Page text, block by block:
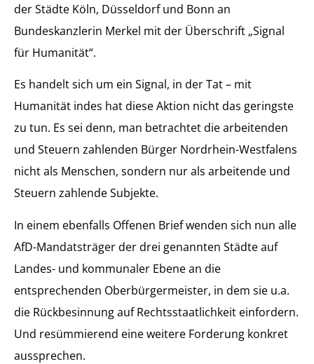
der Städte Köln, Düsseldorf und Bonn an
Bundeskanzlerin Merkel mit der Überschrift „Signal
für Humanität“.
Es handelt sich um ein Signal, in der Tat – mit
Humanität indes hat diese Aktion nicht das geringste
zu tun. Es sei denn, man betrachtet die arbeitenden
und Steuern zahlenden Bürger Nordrhein-Westfalens
nicht als Menschen, sondern nur als arbeitende und
Steuern zahlende Subjekte.
In einem ebenfalls Offenen Brief wenden sich nun alle
AfD-Mandatsträger der drei genannten Städte auf
Landes- und kommunaler Ebene an die
entsprechenden Oberbürgermeister, in dem sie u.a.
die Rückbesinnung auf Rechtsstaatlichkeit einfordern.
Und resümmierend eine weitere Forderung konkret
aussprechen.